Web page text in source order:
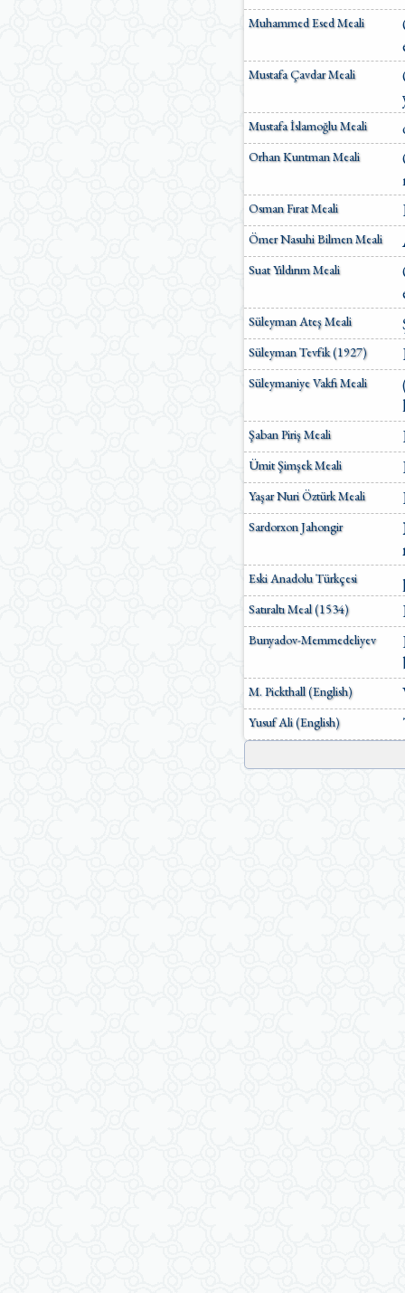
Muhammed Esed Meali
Mustafa Çavdar Meali
Mustafa İslamoğlu Meali
Orhan Kuntman Meali
Osman Fırat Meali
Ömer Nasuhi Bilmen Meali
Suat Yıldırım Meali
Süleyman Ateş Meali
Süleyman Tevfik (1927)
Süleymaniye Vakfı Meali
Şaban Piriş Meali
Ümit Şimşek Meali
Yaşar Nuri Öztürk Meali
Sardorxon Jahongir
Eski Anadolu Türkçesi
Satıraltı Meal (1534)
Bunyadov-Memmedeliyev
M. Pickthall (English)
Yusuf Ali (English)